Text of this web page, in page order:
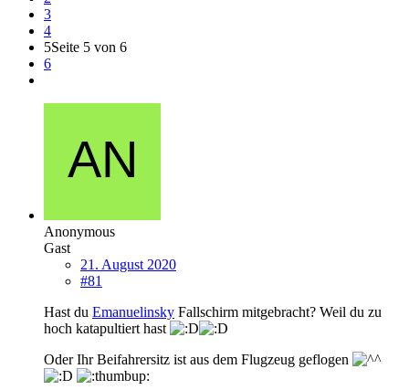
3
4
5Seite 5 von 6
6
Anonymous
Gast
21. August 2020
#81
Hast du Emanuelinsky Fallschirm mitgebracht? Weil du zu
hoch katapultiert hast
Oder Ihr Beifahrersitz ist aus dem Flugzeug geflogen